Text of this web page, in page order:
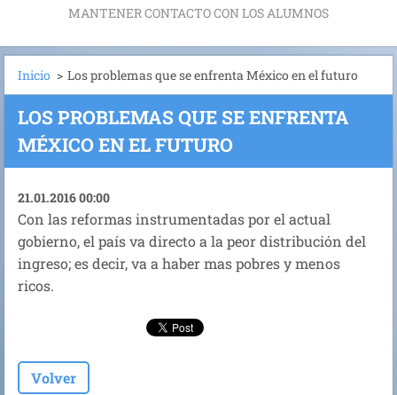
MANTENER CONTACTO CON LOS ALUMNOS
Inicio > Los problemas que se enfrenta México en el futuro
LOS PROBLEMAS QUE SE ENFRENTA
MÉXICO EN EL FUTURO
21.01.2016 00:00
Con las reformas instrumentadas por el actual
gobierno, el país va directo a la peor distribución del
ingreso; es decir, va a haber mas pobres y menos
ricos.
Volver